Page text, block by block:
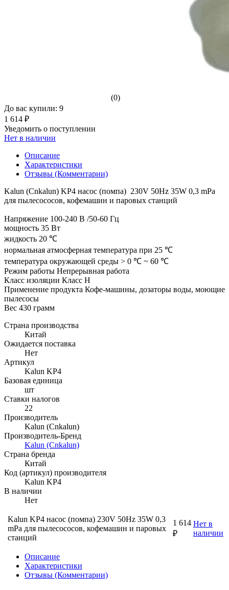
(0)
До вас купили: 9
1 614 ₽
Уведомить о поступлении
Нет в наличии
Описание
Характеристики
Отзывы (Комментарии)
Kalun (Cnkalun) KP4 насос (помпа) 230V 50Hz 35W 0,3 mPa
для пылесососов, кофемашин и паровых станций
Напряжение 100-240 В /50-60 Гц
мощность 35 Вт
жидкость 20 ℃
нормальная атмосферная температура при 25 ℃
температура окружающей среды > 0 ℃ ~ 60 ℃
Режим работы Непрерывная работа
Класс изоляции Класс H
Применение продукта Кофе-машины, дозаторы воды, моющие
пылесосы
Вес 430 грамм
Страна производства
Китай
Ожидается поставка
Нет
Артикул
Kalun KP4
Базовая единица
шт
Ставки налогов
22
Производитель
Kalun (Cnkalun)
Производитель-Бренд
Kalun (Cnkalun)
Страна бренда
Китай
Код (артикул) производителя
Kalun KP4
В наличии
Нет
Kalun KP4 насос (помпа) 230V 50Hz 35W 0,3
mPa для пылесососов, кофемашин и паровых
станций
1 614
₽
Нет в
наличии
Описание
Характеристики
Отзывы (Комментарии)